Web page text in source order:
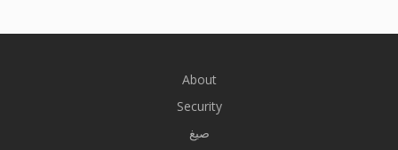
About
Security
صيغ